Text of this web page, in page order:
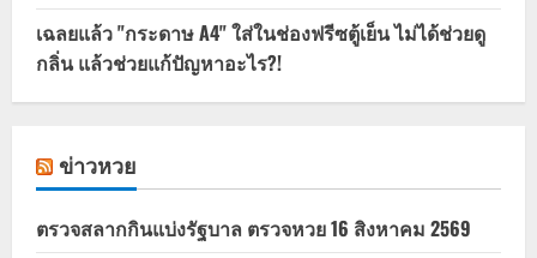
เฉลยแล้ว "กระดาษ A4" ใส่ในช่องฟรีซตู้เย็น ไม่ได้ช่วยดู
กลิ่น แล้วช่วยแก้ปัญหาอะไร?!
ข่าวหวย
ตรวจสลากกินแบ่งรัฐบาล ตรวจหวย 16 สิงหาคม 2569